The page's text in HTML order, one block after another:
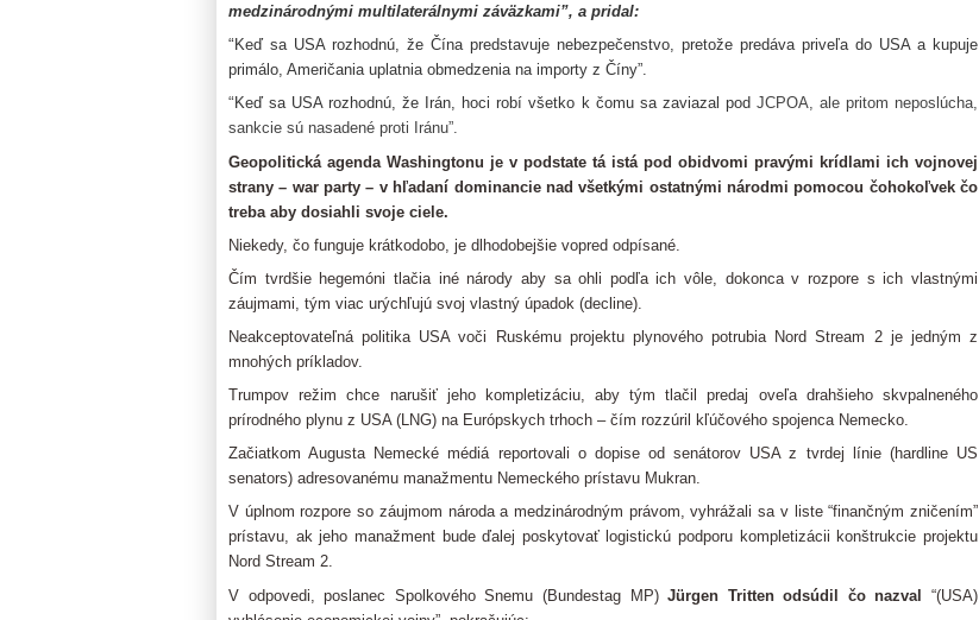
medzinárodnými multilaterálnymi záväzkami”, a pridal:
“ Keď sa USA rozhodnú, že Čína predstavuje nebezpečenstvo, pretože predáva priveľa do USA a kupuje
primálo, Američania uplatnia obmedzenia na importy z Číny”.
“ Keď sa USA rozhodnú, že Irán, hoci robí všetko k čomu sa zaviazal pod JCPOA, ale pritom neposlúcha,
sankcie sú nasadené proti Iránu”.
Geopolitická agenda Washingtonu je v podstate tá istá pod obidvomi pravými krídlami ich vojnovej
strany – war party – v hľadaní dominancie nad všetkými ostatnými národmi pomocou čohokoľvek čo
treba aby dosiahli svoje ciele.
Niekedy, čo funguje krátkodobo, je dlhodobejšie vopred odpísané.
Čím tvrdšie hegemóni tlačia iné národy aby sa ohli podľa ich vôle, dokonca v rozpore s ich vlastnými
záujmami, tým viac urýchľujú svoj vlastný úpadok (decline).
Neakceptovateľná politika USA voči Ruskému projektu plynového potrubia Nord Stream 2 je jedným z
mnohých príkladov.
Trumpov režim chce narušiť jeho kompletizáciu, aby tým tlačil predaj oveľa drahšieho skvpalneného
prírodného plynu z USA (LNG) na Európskych trhoch – čím rozzúril kľúčového spojenca Nemecko.
Začiatkom Augusta Nemecké médiá reportovali o dopise od senátorov USA z tvrdej línie (hardline US
senators) adresovanému manažmentu Nemeckého prístavu Mukran.
V úplnom rozpore so záujmom národa a medzinárodným právom, vyhrážali sa v liste “finančným zničením”
prístavu, ak jeho manažment bude ďalej poskytovať logistickú podporu kompletizácii konštrukcie projektu
Nord Stream 2.
V odpovedi, poslanec Spolkového Snemu (Bundestag MP)Jürgen Trittenodsúdil čo nazval“(USA)